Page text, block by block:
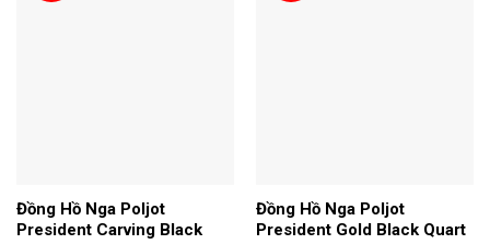
Đồng Hồ Nga Poljot
President Carving Black
Đồng Hồ Nga Poljot
President Gold Black Quart